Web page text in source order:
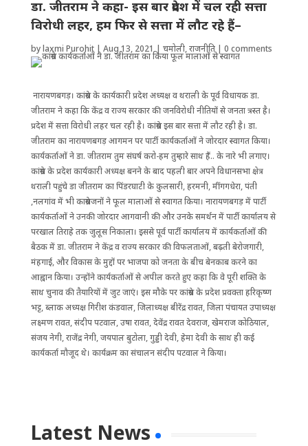
डा. जीतराम ने कहा- इस बार प्रदेश में चल रही सत्ता
विरोधी लहर, हम फिर से सत्ता में लौट रहे हैं–
bylaxmi Purohit| Aug 13, 2021| चमोली,राजनीति| 0 comments
नारायणबगड़। कांग्रेस के कार्यकारी प्रदेश अध्यक्ष व थराली के पूर्व विधायक डा.
जीतराम ने कहा कि केंद्र व राज्य सरकार की जनविरोधी नीतियों से जनता त्रस्त है।
प्रदेश में सत्ता विरोधी लहर चल रही है। कांग्रेस इस बार सत्ता में लौट रही है। डा.
जीतराम का नारायणबगड़ आगमन पर पार्टी कार्यकर्ताओं ने जोरदार स्वागत किया।
कार्यकर्ताओं ने डा. जीतराम तुम संघर्ष करो-हम तुम्हारे साथ हैं.. के नारे भी लगाए।
कांग्रेस के प्रदेश कार्यकारी अध्यक्ष बनने के बाद पहली बार अपने विधानसभा क्षेत्र
थराली पहुंचे डा जीतराम का पिंडरघाटी के कुलसारी, हरमनी, मींगगधेरा, पंती
,नलगांव में भी काग्रेसजनों ने फूल मालाओं से स्वागत किया। नारायणबगड़ में पार्टी
कार्यकर्ताओं ने उनकी जोरदार आगवानी की और उनके समर्थन में पार्टी कार्यालय से
परखाल तिराहे तक जुलूस निकाला। इससे पूर्व पार्टी कार्यालय में कार्यकर्ताओं की
बैठक में डा. जीतराम ने केंद्र व राज्य सरकार की विफलताओं, बढ़ती बेरोजगारी,
मंहगाई, और विकास के मुद्दों पर भाजपा को जनता के बीच बेनकाब करने का
आह्वान किया। उन्होंने कार्यकर्ताओं से अपील करते हुए कहा कि वे पूरी शक्ति के
साथ चुनाव की तैयारियों में जुट जाएं। इस मौके पर कांग्रेस के प्रदेश प्रवक्ता हरिकृष्ण
भट्ट, ब्लाक अध्यक्ष गिरीश कंडवाल, जिलाध्यक्ष बीरेंद्र रावत, जिला पंचायत उपाध्यक्ष
लक्ष्मण रावत, संदीप पटवाल, उषा रावत, देवेंद्र रावत देवराज, खेमराज कोठियाल,
संजय नेगी, राजेंद्र नेगी, जयपाल बुटोला, गुड्डी देवी, हेमा देवी के साथ ही कई
कार्यकर्ता मौजूद थे। कार्यक्रम का संचालन संदीप पटवाल ने किया।
Latest News